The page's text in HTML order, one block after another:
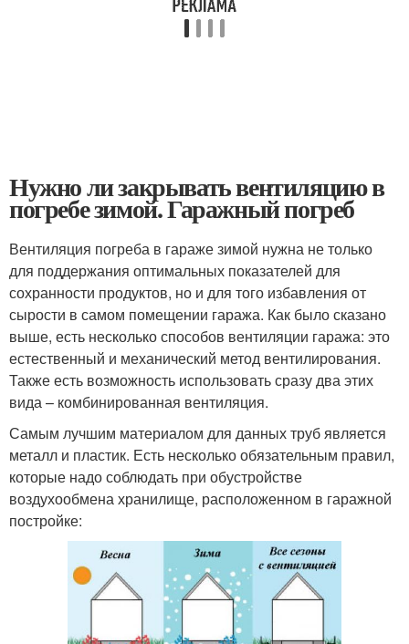
Нужно ли закрывать вентиляцию в
погребе зимой. Гаражный погреб
Вентиляция погреба в гараже зимой нужна не только
для поддержания оптимальных показателей для
сохранности продуктов, но и для того избавления от
сырости в самом помещении гаража. Как было сказано
выше, есть несколько способов вентиляции гаража: это
естественный и механический метод вентилирования.
Также есть возможность использовать сразу два этих
вида – комбинированная вентиляция.
Самым лучшим материалом для данных труб является
металл и пластик. Есть несколько обязательным правил,
которые надо соблюдать при обустройстве
воздухообмена хранилище, расположенном в гаражной
постройке: